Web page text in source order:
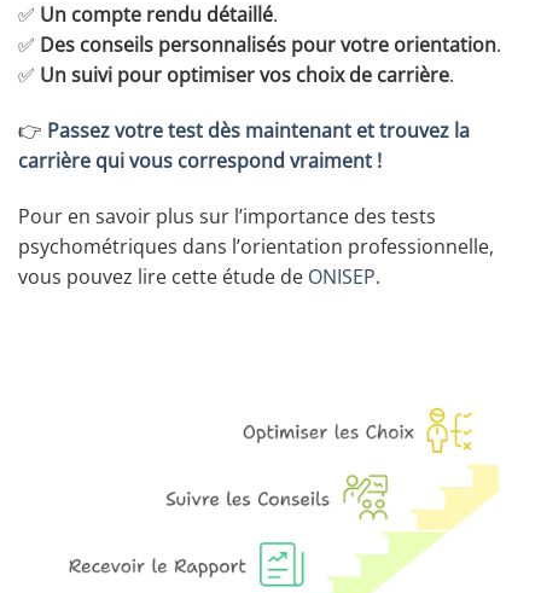
✅ Un compte rendu détaillé.
✅ Des conseils personnalisés pour votre orientation.
✅ Un suivi pour optimiser vos choix de carrière.
👉 Passez votre test dès maintenant et trouvez la
carrière qui vous correspond vraiment !
Pour en savoir plus sur l’importance des tests
psychométriques dans l’orientation professionnelle,
vous pouvez lire cette étude de ONISEP.